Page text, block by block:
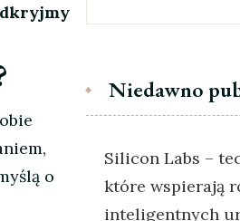
o
Niedawno
Silicon Labs –
które wspierają
inteligentnych